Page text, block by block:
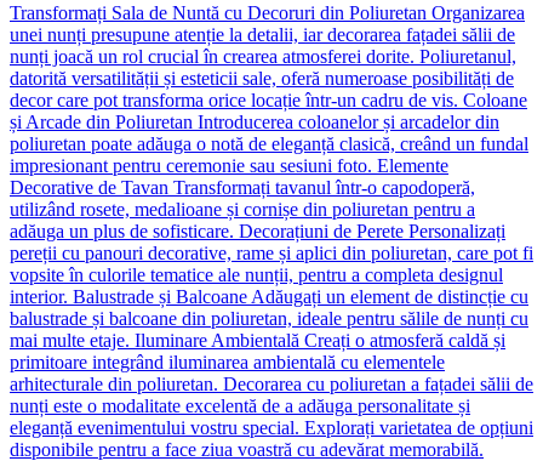
Transformați Sala de Nuntă cu Decoruri din Poliuretan Organizarea
unei nunți presupune atenție la detalii, iar decorarea fațadei sălii de
nunți joacă un rol crucial în crearea atmosferei dorite. Poliuretanul,
datorită versatilității și esteticii sale, oferă numeroase posibilități de
decor care pot transforma orice locație într-un cadru de vis. Coloane
și Arcade din Poliuretan Introducerea coloanelor și arcadelor din
poliuretan poate adăuga o notă de eleganță clasică, creând un fundal
impresionant pentru ceremonie sau sesiuni foto. Elemente
Decorative de Tavan Transformați tavanul într-o capodoperă,
utilizând rosete, medalioane și cornișe din poliuretan pentru a
adăuga un plus de sofisticare. Decorațiuni de Perete Personalizați
pereții cu panouri decorative, rame și aplici din poliuretan, care pot fi
vopsite în culorile tematice ale nunții, pentru a completa designul
interior. Balustrade și Balcoane Adăugați un element de distincție cu
balustrade și balcoane din poliuretan, ideale pentru sălile de nunți cu
mai multe etaje. Iluminare Ambientală Creați o atmosferă caldă și
primitoare integrând iluminarea ambientală cu elementele
arhitecturale din poliuretan. Decorarea cu poliuretan a fațadei sălii de
nunți este o modalitate excelentă de a adăuga personalitate și
eleganță evenimentului vostru special. Explorați varietatea de opțiuni
disponibile pentru a face ziua voastră cu adevărat memorabilă.